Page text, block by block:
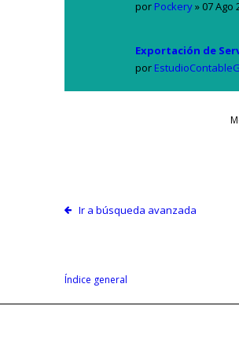
por Pockery» 07 Ago
Exportación de
por
Ir a búsqueda avanzada
Índice general